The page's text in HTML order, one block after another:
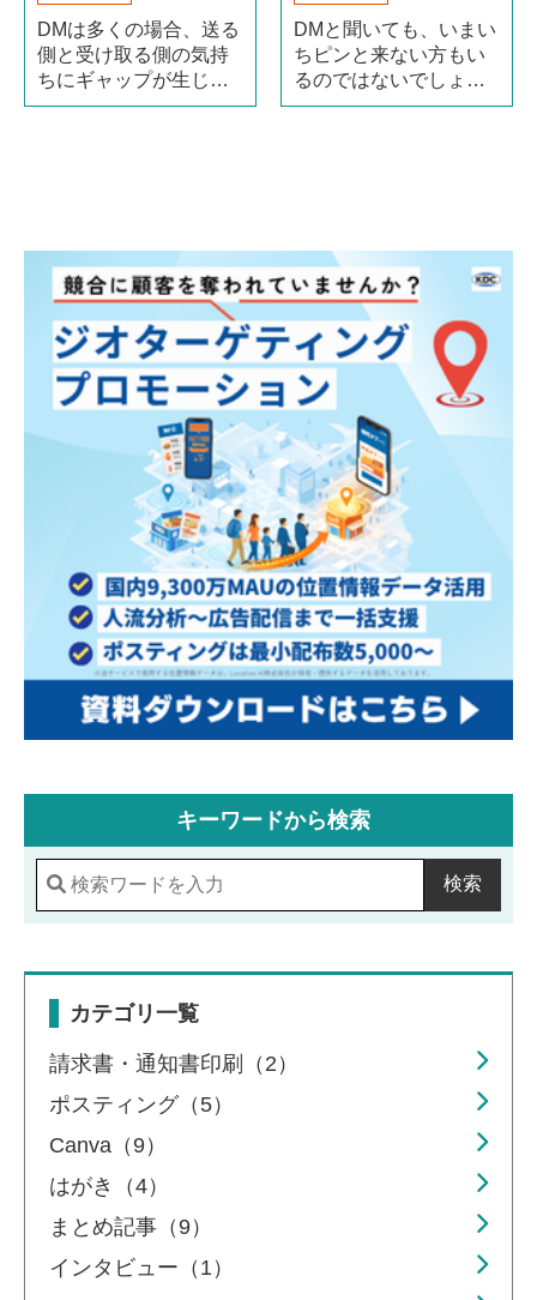
DMは多くの場合、送る
側と受け取る側の気持
ちにギャップが生じや
すいとされています。
ちゃんと読んでもらう
ためにはどうす（続き
を読む）
DMと聞いても、いまい
ちピンと来ない方もい
るのではないでしょう
か？今回は、「DMって
のポイントまとめ
「DM」って何（続きを
読む）
キーワードから検索
検索
カテゴリ一覧
請求書・通知書印刷（2）
ポスティング（5）
Canva（9）
はがき（4）
まとめ記事（9）
インタビュー（1）